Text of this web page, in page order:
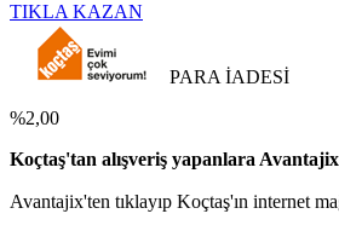
TIKLA KAZAN
PARA İADESİ
%2,00
Koçtaş'tan alışveriş yapanlara
Avantajix'ten tıklayıp Koçtaş'ın internet